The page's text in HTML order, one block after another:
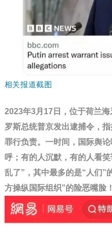
相关报道截图
2023年3月17日，位于荷兰
罗斯总统普京发出逮捕令，
罪行负责。一时间，国际舆
呼；有的人沉默，有的人看
乱了”，其中最多的是“人们”
方操纵国际组织”的险恶嘴脸！